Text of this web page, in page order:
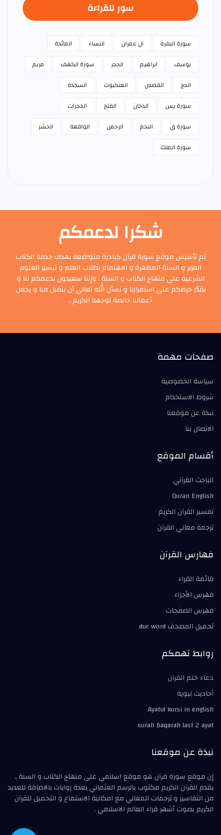
سور للقراءة
سورة البقرة آل عمران النساء
المائدة
يوسف
ابراهيم الحجر سورة الكهف
مريم
الحج
القصص العنكبوت
السجدة
سورة يس
الدخان الفتح
الحجرات
سورة ق
النجم الرحمن الواقعة
الحشر
سورة الملك
شكرا لدعمكم
تم تأسيس موقع سورة قرآن كبادرة متواضعة بهدف خدمة الكتاب
العزيز و السنة المطهرة و الاهتمام بطلاب العلم و تيسير العلوم
الشرعية على منهاج الكتاب و السنة , وإننا سعيدون بدعمكم لنا و
نقدّر حرصكم على استمرارنا و نسأل الله تعالى أن يتقبل منا و يجعل
أعمالنا خالصة لوجهه الكريم .
صفحات مهمة
سياسة الخصوصية
شروط الاستخدام
نبذة عن موقعنا
الاتصال بنا
أقسام الموقع
الباحث القرآني
Quran English
تفسير القرآن الكريم
ترجمة معاني القرآن
فهارس القرآن
قائمة القراء
فهرس الأجزاء
فهرس الصفحات
تحميل المصحف duc word
روابط تهمكم
دعاء ختم القرآن
أحاديث نبوية
Ayatul kursi in english
surah baqarah last 2 ayat
نبذة عن موقعنا
إن موقع سورة قرآن هو موقع اسلامي على منهاج الكتاب و السنة ,
يقدم القرآن الكريم مكتوب بالرسم العثماني بعدة روايات بالاضافة للعديد
من التفاسير و ترجمات المعاني مع امكانية الاستماع و التحميل للقرآن
الكريم بصوت أشهر قراء العالم الاسلامي .